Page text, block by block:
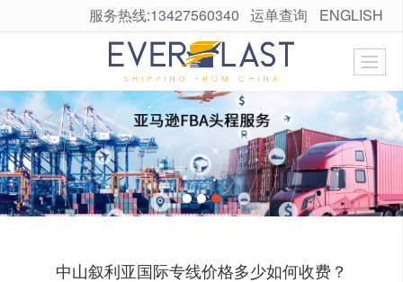
很遗憾，因您的浏览器版本过低导致无法获得最佳浏览体验，推荐下载安装谷歌浏览器！
服务热线:13427560340 运单查询 ENGLISH
中山叙利亚国际专线价格多少如何收费？